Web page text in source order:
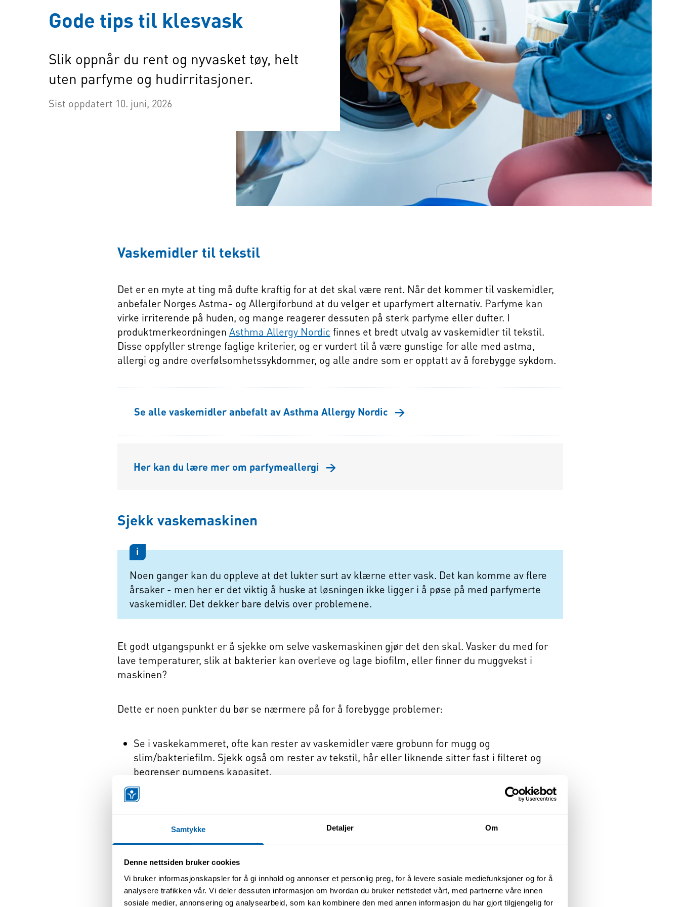
Samtykke Detaljer Om
Denne nettsiden bruker cookies
Vi bruker informasjonskapsler for å gi innhold og annonser et personlig preg, for å levere sosiale mediefunksjoner og for å
analysere trafikken vår. Vi deler dessuten informasjon om hvordan du bruker nettstedet vårt, med partnerne våre innen
sosiale medier, annonsering og analysearbeid, som kan kombinere den med annen informasjon du har gjort tilgjengelig for
Gode tips til klesvask
Slik oppnår du rent og nyvasket tøy, helt
uten parfyme og hudirritasjoner.
Sist oppdatert 10. juni, 2026
Vaskemidler til tekstil
Det er en myte at ting må dufte kraftig for at det skal være rent. Når det kommer til vaskemidler,
anbefaler Norges Astma- og Allergiforbund at du velger et uparfymert alternativ. Parfyme kan
virke irriterende på huden, og mange reagerer dessuten på sterk parfyme eller dufter. I
produktmerkeordningen Asthma Allergy Nordic finnes et bredt utvalg av vaskemidler til tekstil.
Disse oppfyller strenge faglige kriterier, og er vurdert til å være gunstige for alle med astma,
allergi og andre overfølsomhetssykdommer, og alle andre som er opptatt av å forebygge sykdom.
Se alle vaskemidler anbefalt av Asthma Allergy Nordic →
Her kan du lære mer om parfymeallergi →
Sjekk vaskemaskinen
i
Noen ganger kan du oppleve at det lukter surt av klærne etter vask. Det kan komme av flere
årsaker - men her er det viktig å huske at løsningen ikke ligger i å pøse på med parfymerte
vaskemidler. Det dekker bare delvis over problemene.
Et godt utgangspunkt er å sjekke om selve vaskemaskinen gjør det den skal. Vasker du med for
lave temperaturer, slik at bakterier kan overleve og lage biofilm, eller finner du muggvekst i
maskinen?
Dette er noen punkter du bør se nærmere på for å forebygge problemer:
Se i vaskekammeret, ofte kan rester av vaskemidler være grobunn for mugg og
slim/bakteriefilm. Sjekk også om rester av tekstil, hår eller liknende sitter fast i filteret og
begrenser pumpens kapasitet.
Det har blitt vanligere å vaske med lavere temperatur for å spare energi. En kokevask i ny og
ne vil for mange være et godt forebyggende tiltak for å begrense oppvekst av mikroorganismer
og de problemer dette kan føre med seg.
Du kan også kjøre en ekstra runde med skylling ved hver vask. Det bruker mer vann, men da
Det er viktig å la både døra og vaskekammeret stå åpent mellom hver vask for å tørke ut.
Dette begrenser muligheten for oppvekst av mugg eller bakterier inne i de delene av selve
maskinen som ikke er lett synlige eller tilgjengelige.